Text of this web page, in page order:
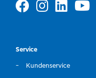
Service
Kundenservice